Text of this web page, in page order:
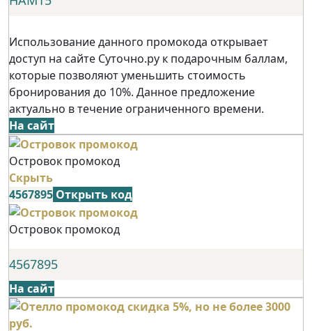
Использование данного промокода открывает
доступ на сайте Суточно.ру к подарочным баллам,
которые позволяют уменьшить стоимость
бронирования до 10%. Данное предложение
актуально в течение ограниченного времени.
На сайт
Островок промокод
Скрыть
4567895 Открыть код
Островок промокод
4567895
На сайт